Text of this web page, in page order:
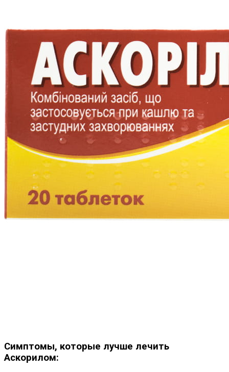
Симптомы, которые лучше лечить
Аскорилом: